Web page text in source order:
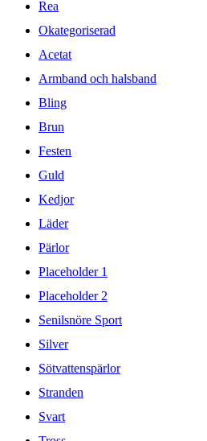
Rea
Okategoriserad
Acetat
Armband och halsband
Bling
Brun
Festen
Guld
Kedjor
Läder
Pärlor
Placeholder 1
Placeholder 2
Senilsnöre Sport
Silver
Sötvattenspärlor
Stranden
Svart